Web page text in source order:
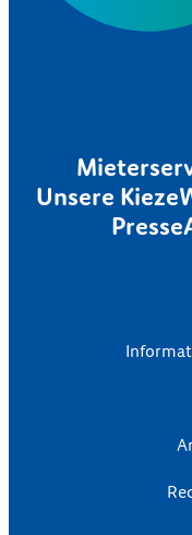
Unsere Kieze
Presse